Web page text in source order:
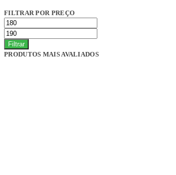
FILTRAR POR PREÇO
Filtrar
PRODUTOS MAIS AVALIADOS